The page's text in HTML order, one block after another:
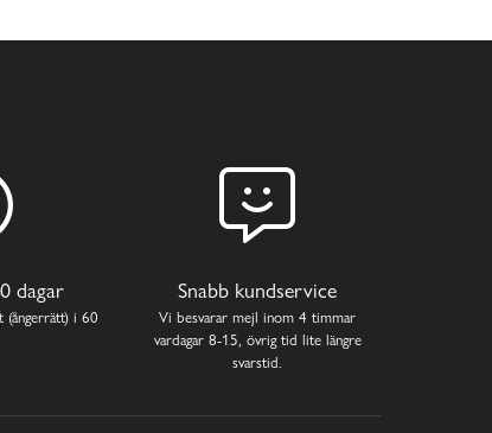
dagar
(ångerrätt) i 60
Snabb kundservice
Vi besvarar mejl inom 4 timmar
vardagar 8-15, övrig tid lite längre
svarstid.